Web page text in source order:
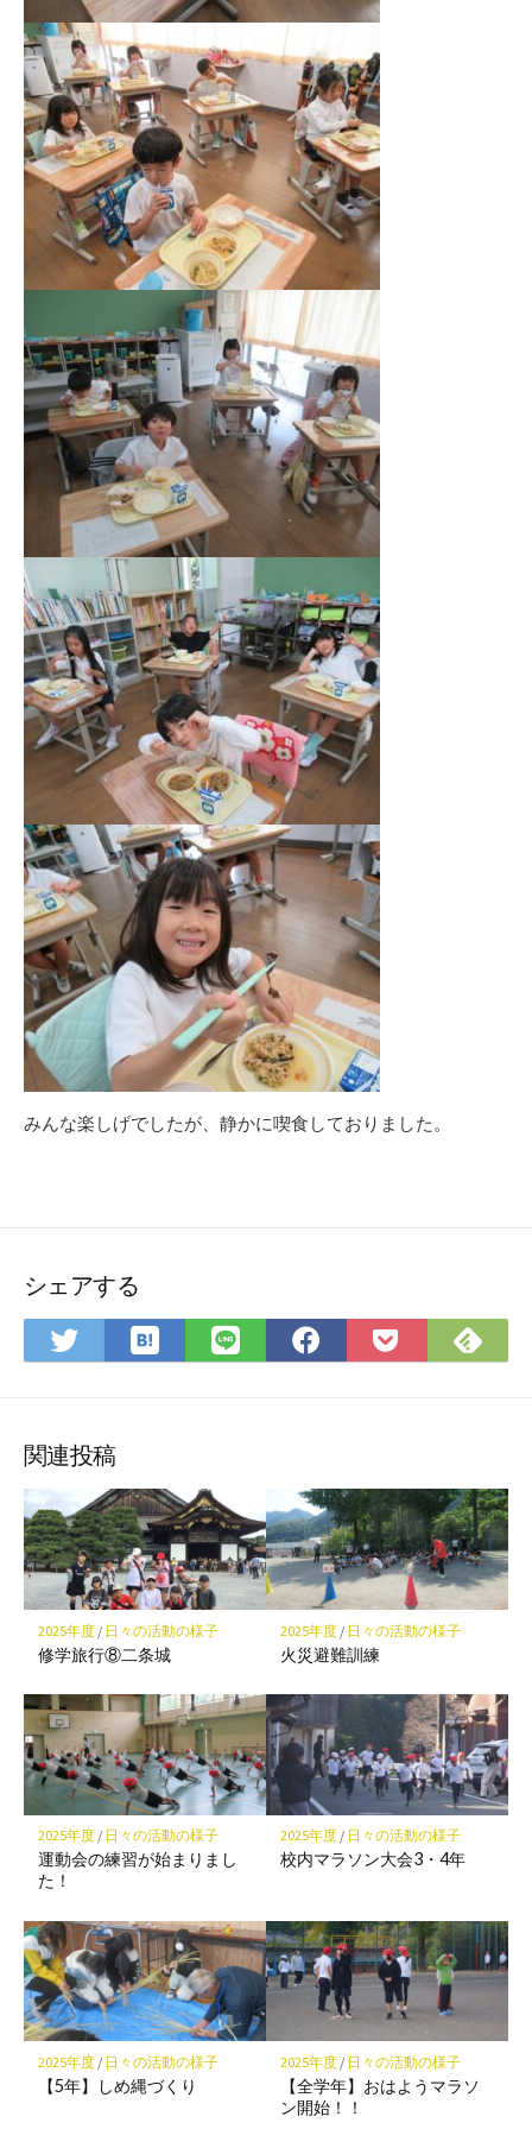
みんな楽しげでしたが、静かに喫食しておりました。
シェアする
Twitter
で
ア
は
て
ク
マ
ー
ク
に
保
存
LINE
で
Facebook
で
Pocket
に
で
関連投稿
2025年度/ 日々の活動の様子
修学旅行⑧二条城
2025年度/ 日々の活動の様子
火災避難訓練
2025年度/ 日々の活動の様子
運動会の練習が始まりまし
た！
2025年度/ 日々の活動の様子
校内マラソン大会3・4年
2025年度/ 日々の活動の様子
【5年】しめ縄づくり
2025年度/ 日々の活動の様子
【全学年】おはようマラソ
ン開始！！